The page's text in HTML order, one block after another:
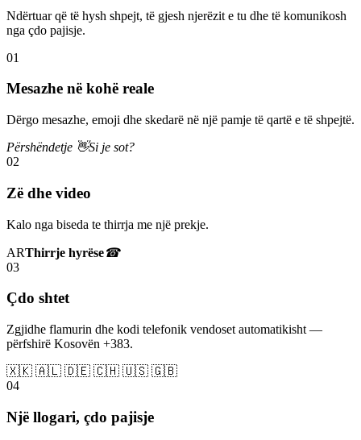
Ndërtuar që të hysh shpejt, të gjesh njerëzit e tu dhe të komunikosh
nga çdo pajisje.
01
Mesazhe në kohë reale
Dërgo mesazhe, emoji dhe skedarë në një pamje të qartë e të shpejtë.
Përshëndetje 👋Si je sot?
02
Zë dhe video
Kalo nga biseda te thirrja me një prekje.
ARThirrje hyrëse☎
03
Çdo shtet
Zgjidhe flamurin dhe kodi telefonik vendoset automatikisht —
përfshirë Kosovën +383.
🇽🇰 🇦🇱 🇩🇪 🇨🇭 🇺🇸 🇬🇧
04
Një llogari, çdo pajisje